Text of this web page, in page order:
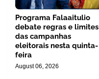
Programa Falaaitulio
debate regras e limites
das campanhas
eleitorais nesta quinta-
feira
August 06, 2026